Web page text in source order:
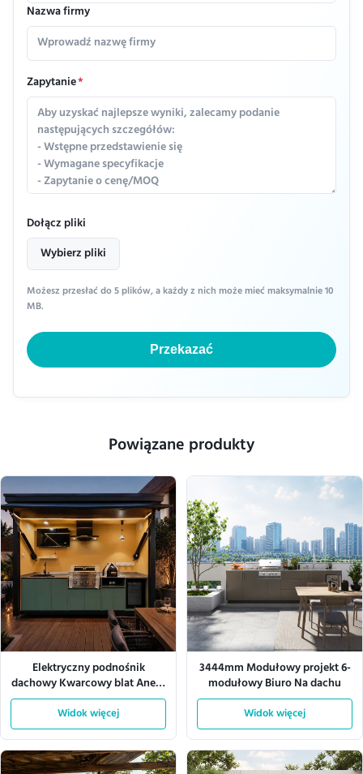
Nazwa firmy
Zapytanie*
Dołącz pliki
Wybierz pliki
Możesz przesłać do 5 plików, a każdy z nich może mieć maksymalnie 10
MB.
Przekazać
Powiązane produkty
Elektryczny podnośnik
dachowy Kwarcowy blat Aneks
kuchenny Zewnętrzna szafka
aluminiowa
Widok więcej
3444mm Modułowy projekt 6-
modułowy Biuro Na dachu
Widok więcej